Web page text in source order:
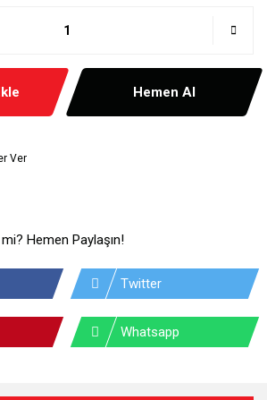
Hemen Al
Ver
Hemen Paylaşın!
Twitter
Whatsapp